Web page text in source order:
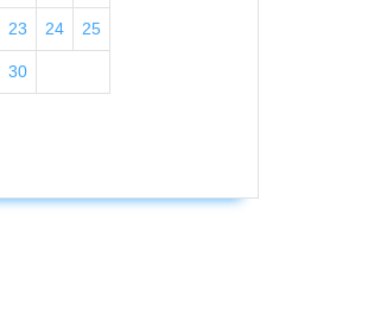
23 24 25
30